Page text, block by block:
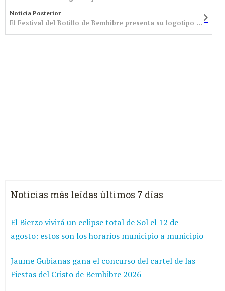
Noticia Posterior
El Festival del Botillo de Bembibre presenta su logotipo para fortalecer su proyección con una imagen unificada
Noticias más leídas últimos 7 días
El Bierzo vivirá un eclipse total de Sol el 12 de
agosto: estos son los horarios municipio a municipio
Jaume Gubianas gana el concurso del cartel de las
Fiestas del Cristo de Bembibre 2026